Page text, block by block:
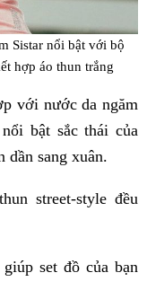
Sistar nổi bật với bộ
hợp áo thun trắng
với nước da ngăm
bật sắc thái của
dần sang xuân.
street-style đều
set đồ của bạn